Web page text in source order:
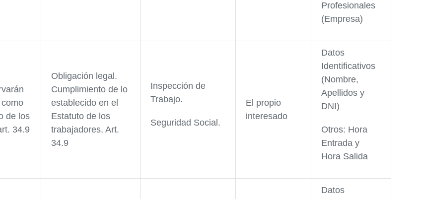
Profesionales
(Empresa)
de los
34.9
Obligación legal.
Cumplimiento de lo
establecido en el
Estatuto de los
trabajadores, Art.
34.9
Inspección de
Trabajo.
Seguridad Social.
El propio
interesado
Datos
Identificativos
(Nombre,
Apellidos y
DNI)
Otros: Hora
Entrada y
Hora Salida
Datos